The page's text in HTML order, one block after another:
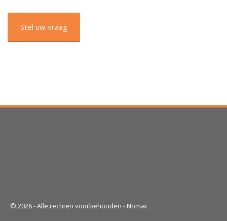
© 2026 - Alle rechten voorbehouden - Nomac